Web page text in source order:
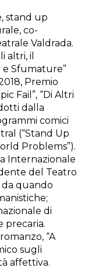
stand up
co-
Valdrada.
altri, il
e Sfumature”
Premio
Fail”, “Di Altri
dalla
comici
(“Stand Up
Problems”).
Internazionale
del Teatro
da quando
di
precaria.
“A
sugli
affettiva.